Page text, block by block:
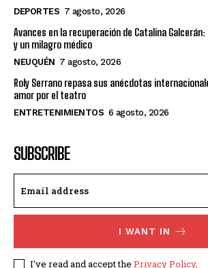
DEPORTES 7 agosto, 2026
Avances en la recuperación de Catalina
y un milagro médico
NEUQUÉN 7 agosto, 2026
Roly Serrano repasa sus anécdotas
amor por el teatro
ENTRETENIMIENTOS 6 agosto, 2026
SUBSCRIBE
I WANT IN
I've read and accept the Privacy Policy.